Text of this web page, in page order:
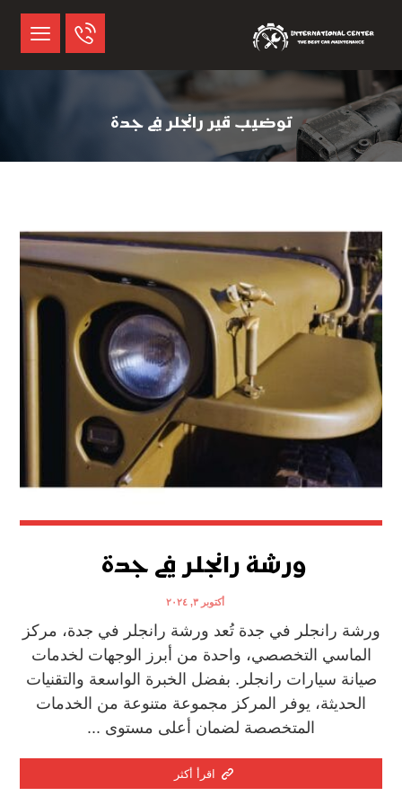
توضيب قير رانجلر في جدة
ورشة رانجلر في جدة
أكتوبر ٣, ٢٠٢٤
ورشة رانجلر في جدة تُعد ورشة رانجلر في جدة، مركز
الماسي التخصصي، واحدة من أبرز الوجهات لخدمات
صيانة سيارات رانجلر. بفضل الخبرة الواسعة والتقنيات
الحديثة، يوفر المركز مجموعة متنوعة من الخدمات
المتخصصة لضمان أعلى مستوى ...
اقرأ أكثر